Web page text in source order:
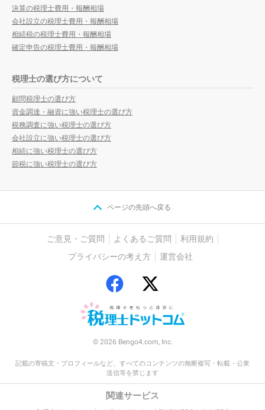
決算の税理士費用・報酬相場
会社設立の税理士費用・報酬相場
相続税の税理士費用・報酬相場
確定申告の税理士費用・報酬相場
税理士の選び方について
顧問税理士の選び方
資金調達・融資に強い税理士の選び方
税務調査に強い税理士の選び方
会社設立に強い税理士の選び方
相続に強い税理士の選び方
節税に強い税理士の選び方
ページの先頭へ戻る
ご意見・ご質問 よくあるご質問
利用規約
プライバシーの考え方
運営会社
© 2026 Bengo4.com, Inc.
記載の寄稿文・プロフィールなど、すべてのコンテンツの無断複写・転載・公衆
送信等を禁じます
関連サービス